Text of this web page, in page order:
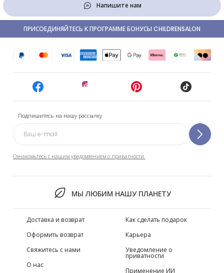
Напишите нам
Подпишитесь на нашу рассылку
Ознакомьтесь с нашим уведомлением о приватности.
МЫ ЛЮБИМ НАШУ ПЛАНЕТУ
ПРИСОЕДИНЯЙТЕСЬ К ПРОГРАММЕ БОНУСЫ CHILDRENSALON
Доставка и возврат
Оформить возврат
Свяжитесь с нами
О нас
Как сделать подарок
Карьера
Уведомление о
приватности
Применение ИИ